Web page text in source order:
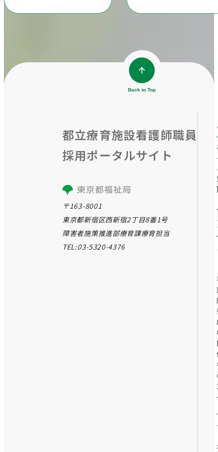
都⽴療育施設看護師職員
採⽤ポータルサイト
〒163-8001
東京都新宿区西新宿2丁目8番1号
障害者施策推進部療育課療育担当
TEL:03-5320-4376
Back to Top